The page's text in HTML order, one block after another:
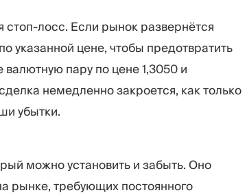
лосс. Если рынок развернётся
указанной цене, чтобы предотвратить
пару по цене 1,3050 и
немедленно закроется, как только
убытки.
можно установить и забыть. Оно
рынке, требующих постоянного